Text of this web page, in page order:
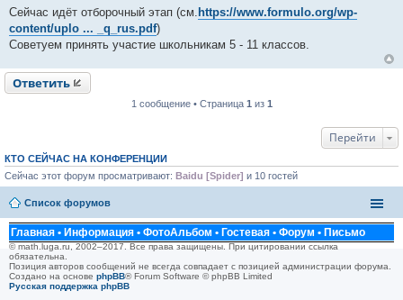
Сейчас идёт отборочный этап (см. https://www.formulo.org/wp-
content/uplo ... _q_rus.pdf)
Советуем принять участие школьникам 5 - 11 классов.
Ответить
1 сообщение • Страница 1 из 1
Перейти
КТО СЕЙЧАС НА КОНФЕРЕНЦИИ
Сейчас этот форум просматривают: Baidu [Spider] и 10 гостей
Список форумов
Главная • Информация • ФотоАльбом • Гостевая • Форум • Письмо
© math.luga.ru, 2002–2017. Все права защищены. При цитировании ссылка
обязательна.
Позиция авторов сообщений не всегда совпадает с позицией администрации форума.
Создано на основе phpBB® Forum Software © phpBB Limited
Русская поддержка phpBB